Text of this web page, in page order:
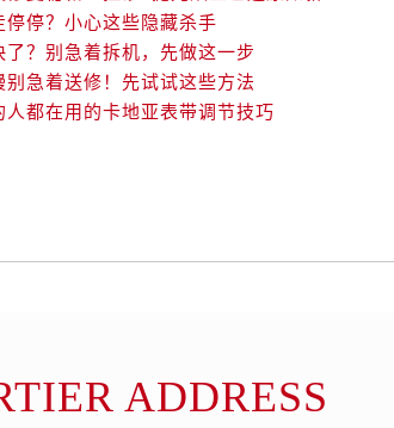
停停？小心这些隐藏杀手
了？别急着拆机，先做这一步
别急着送修！先试试这些方法
人都在用的卡地亚表带调节技巧
ADDRESS